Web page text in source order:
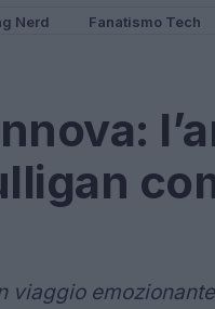
Nerd Fanatismo Tech
viaggio